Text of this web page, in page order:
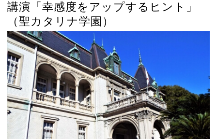
講演「幸感度をアップするヒント」
（聖カタリナ学園）